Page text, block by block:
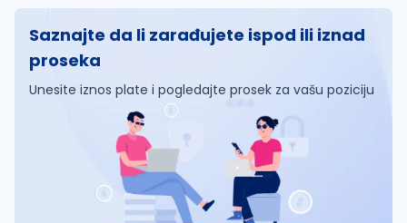
Saznajte da li zarađujete ispod ili iznad
proseka
Unesite iznos plate i pogledajte prosek za vašu poziciju